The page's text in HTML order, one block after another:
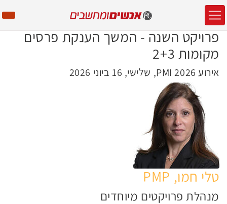
פרויקט השנה - המשך הענקת פרסים
מקומות 2+3
אירוע PMI 2026, שלישי, 16 ביוני 2026
טלי חמו, PMP
מנהלת פרויקטים מיוחדים